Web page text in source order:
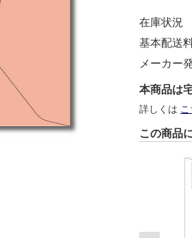
在庫
基本
メーカ
本商品は
詳しくは
この商品